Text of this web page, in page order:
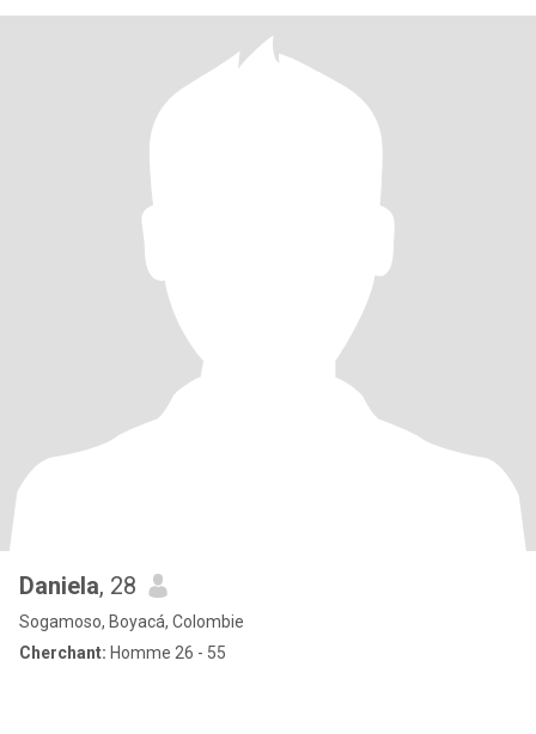
Daniela, 28
Sogamoso, Boyacá, Colombie
Cherchant: Homme 26 - 55